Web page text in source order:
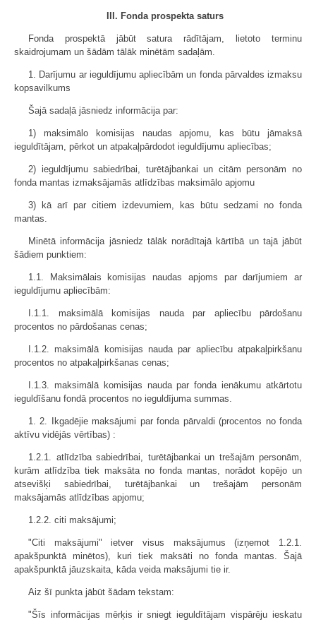
III. Fonda prospekta saturs
Fonda prospektā jābūt satura rādītājam, lietoto terminu
skaidrojumam un šādām tālāk minētām sadaļām.
1. Darījumu ar ieguldījumu apliecībām un fonda pārvaldes izmaksu
kopsavilkums
Šajā sadaļā jāsniedz informācija par:
1) maksimālo komisijas naudas apjomu, kas būtu jāmaksā
ieguldītājam, pērkot un atpakaļpārdodot ieguldījumu apliecības;
2) ieguldījumu sabiedrībai, turētājbankai un citām personām no
fonda mantas izmaksājamās atlīdzības maksimālo apjomu
3) kā arī par citiem izdevumiem, kas būtu sedzami no fonda
mantas.
Minētā informācija jāsniedz tālāk norādītajā kārtībā un tajā jābūt
šādiem punktiem:
1.1. Maksimālais komisijas naudas apjoms par darījumiem ar
ieguldījumu apliecībām:
I.1.1. maksimālā komisijas nauda par apliecību pārdošanu
procentos no pārdošanas cenas;
I.1.2. maksimālā komisijas nauda par apliecību atpakaļpirkšanu
procentos no atpakaļpirkšanas cenas;
I.1.3. maksimālā komisijas nauda par fonda ienākumu atkārtotu
ieguldīšanu fondā procentos no ieguldījuma summas.
1. 2. Ikgadējie maksājumi par fonda pārvaldi (procentos no fonda
aktīvu vidējās vērtības) :
1.2.1. atlīdzība sabiedrībai, turētājbankai un trešajām personām,
kurām atlīdzība tiek maksāta no fonda mantas, norādot kopējo un
atsevišķi sabiedrībai, turētājbankai un trešajām personām
maksājamās atlīdzības apjomu;
1.2.2. citi maksājumi;
"Citi maksājumi" ietver visus maksājumus (izņemot 1.2.1.
apakšpunktā minētos), kuri tiek maksāti no fonda mantas. Šajā
apakšpunktā jāuzskaita, kāda veida maksājumi tie ir.
Aiz šī punkta jābūt šādam tekstam:
"Šīs informācijas mērķis ir sniegt ieguldītājam vispārēju ieskatu